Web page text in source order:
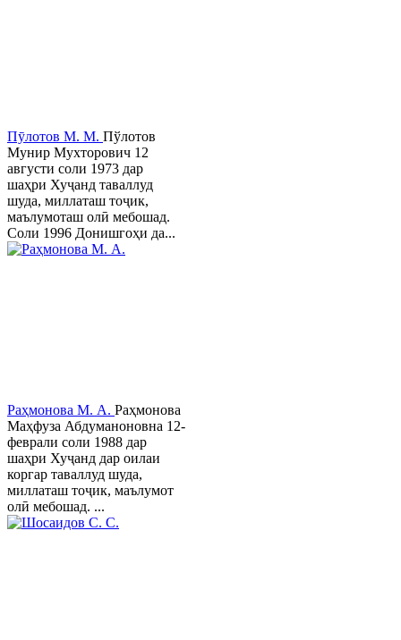
Пӯлотов М. М. Пўлотов
Мунир Мухторович 12
августи соли 1973 дар
шаҳри Хуҷанд таваллуд
шуда, миллаташ тоҷик,
маълумоташ олӣ мебошад.
Соли 1996 Донишгоҳи да...
Раҳмонова М. А. Раҳмонова
Маҳфуза Абдуманоновна 12-
феврали соли 1988 дар
шаҳри Хуҷанд дар оилаи
коргар таваллуд шуда,
миллаташ тоҷик, маълумот
олӣ мебошад. ...